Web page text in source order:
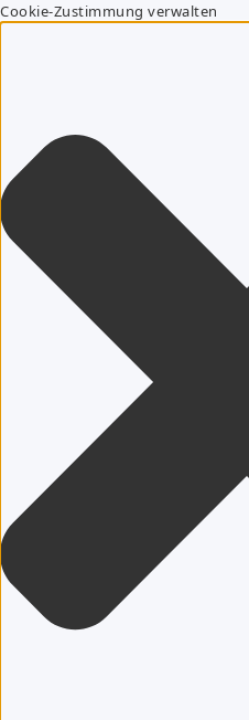
Cookie-Zustimmung verwalten